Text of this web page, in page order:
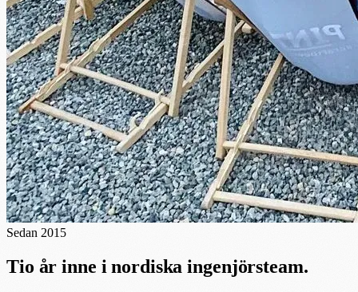
Sedan 2015
Tio år inne i nordiska ingenjörsteam.